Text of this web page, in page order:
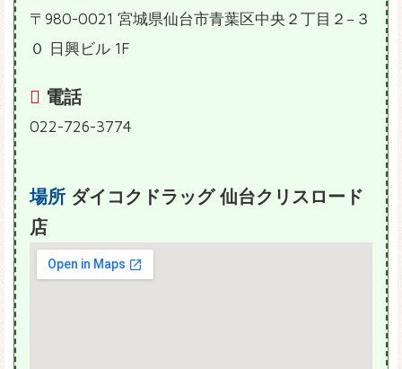
〒980-0021 宮城県仙台市青葉区中央２丁目２−３
０ 日興ビル 1F
電話
022-726-3774
場所 ダイコクドラッグ 仙台クリスロード
店